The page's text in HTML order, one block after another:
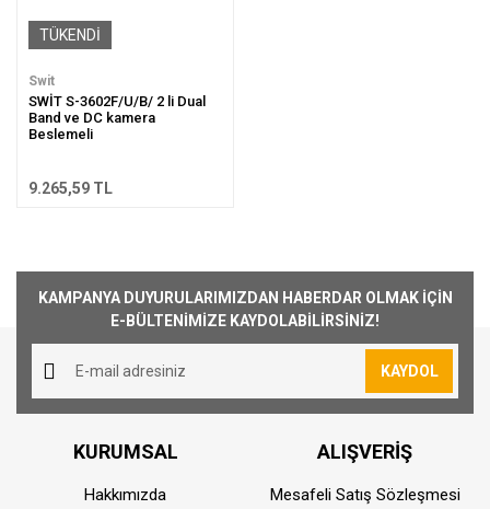
TÜKENDİ
Swit
SWİT S-3602F/U/B/ 2 li Dual
Band ve DC kamera
Beslemeli
9.265,59 TL
KAMPANYA DUYURULARIMIZDAN HABERDAR OLMAK İÇİN
E-BÜLTENİMİZE KAYDOLABİLİRSİNİZ!
KAYDOL
KURUMSAL
Hakkımızda
ALIŞVERİŞ
Mesafeli Satış Sözleşmesi